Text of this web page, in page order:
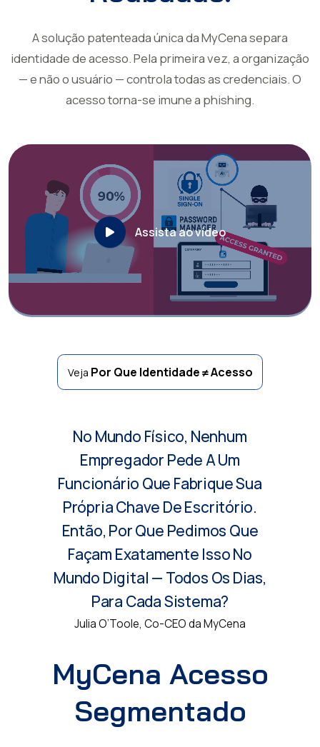
A solução patenteada única da MyCena separa
identidade de acesso. Pela primeira vez, a organização
— e não o usuário — controla todas as credenciais. O
acesso torna-se imune a phishing.
Assista ao vídeo
Veja Por Que Identidade ≠ Acesso
No Mundo Físico, Nenhum
Empregador Pede A Um
Funcionário Que Fabrique Sua
Própria Chave De Escritório.
Então, Por Que Pedimos Que
Façam Exatamente Isso No
Mundo Digital — Todos Os Dias,
Para Cada Sistema?
Julia O’Toole, Co-CEO da MyCena
MyCena Acesso
Segmentado